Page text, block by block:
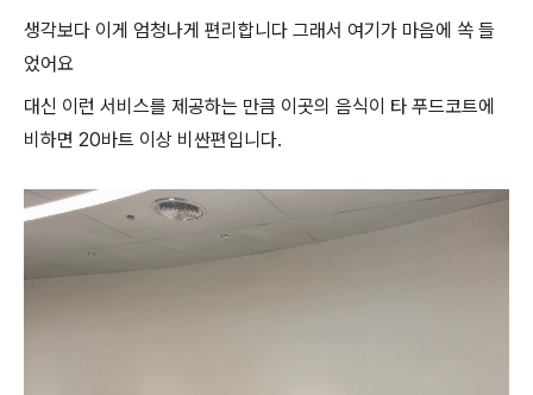
생각보다 이게 엄청나게 편리합니다 그래서 여기가 마음에 쏙 들
었어요
대신 이런 서비스를 제공하는 만큼 이곳의 음식이 타 푸드코트에
비하면 20바트 이상 비싼편입니다.